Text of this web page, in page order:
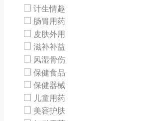
计生情趣
肠胃用药
皮肤外用
滋补补益
风湿骨伤
保健食品
保健器械
儿童用药
美容护肤